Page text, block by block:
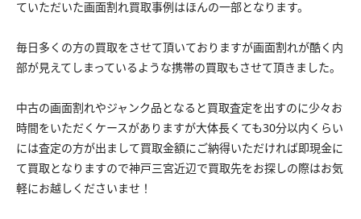
ていただいた画面割れ買取事例はほんの一部となります。
毎日多くの方の買取をさせて頂いておりますが画面割れが酷く内
部が見えてしまっているような携帯の買取もさせて頂きました。
中古の画面割れやジャンク品となると買取査定を出すのに少々お
時間をいただくケースがありますが大体長くても30分以内くらい
には査定の方が出まして買取金額にご納得いただければ即現金に
て買取となりますので神戸三宮近辺で買取先をお探しの際はお気
軽にお越しくださいませ！